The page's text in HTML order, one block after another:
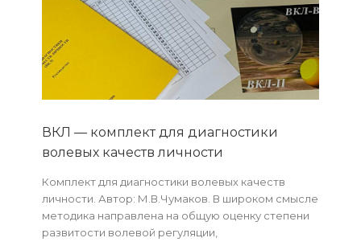
ВКЛ — комплект для диагностики
волевых качеств личности
Комплект для диагностики волевых качеств
личности. Автор: М.В.Чумаков. В широком смысле
методика направлена на общую оценку степени
развитости волевой регуляции,